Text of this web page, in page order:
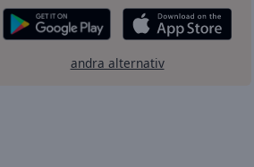
andra alternativ